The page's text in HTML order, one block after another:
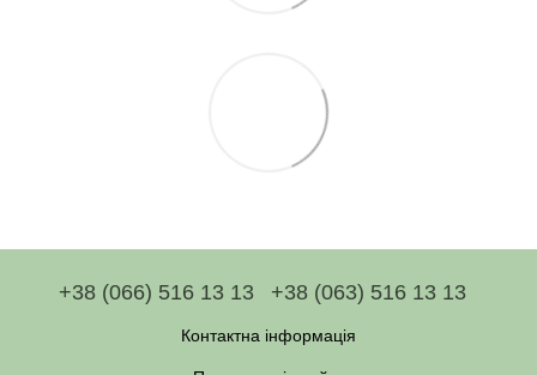
+38 (066) 516 13 13 +38 (063) 516 13 13
Контактна інформація